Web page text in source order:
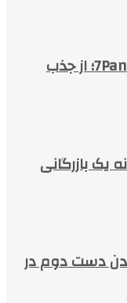
خدمات شبکه‌های اجتماعی 7Panel؛ از جذب
سال ۱۴۰۴؛ چگونه یک بازرگانی
دست دوم در